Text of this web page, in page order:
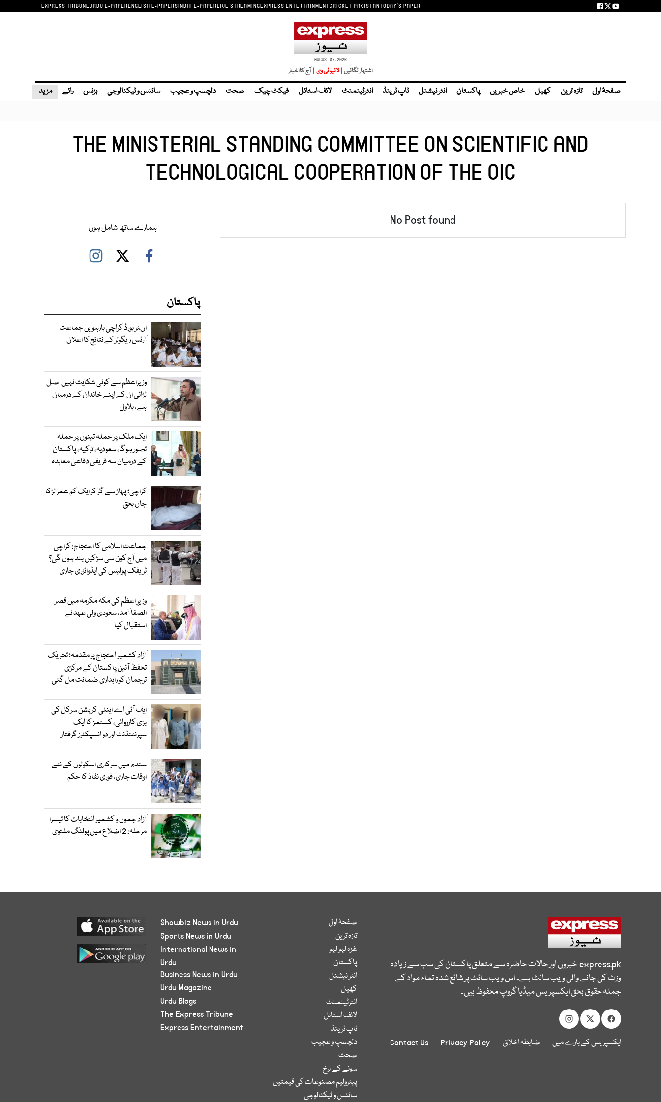
EXPRESS TRIBUNEURDU E-PAPERENGLISH E-PAPERSINDHI E-PAPERLIVE STREAMINGEXPRESS ENTERTAINMENTCRICKET PAKISTANTODAY'S PAPER
AUGUST 07, 2026
اشتہار لگائیں | | آج کا اخبار
صفحۂ اول تازہ ترین کھیل خاص خبریں پاکستان انٹر نیشنل ٹاپ ٹرینڈ انٹرٹینمنٹ لائف اسٹائل فیکٹ چیک صحت دلچسپ و عجیب سائنس و ٹیکنالوجی بزنس رائے مزید
THE MINISTERIAL STANDING COMMITTEE ON SCIENTIFIC AND
TECHNOLOGICAL COOPERATION OF THE OIC
No Post found ہمارے ساتھ شامل ہوں
پاکستان
اںٹر بورڈ کراچی بارہویں جماعت
آرٹس ریگولر کے نتائج کا اعلان
وزیراعظم سے کوئی شکایت نہیں اصل
لڑائی ان کے اپنے خاندان کے درمیان
ہے، بلاول
ایک ملک پر حملہ تینوں پر حملہ
تصور ہوگا، سعودیہ، ترکیہ، پاکستان
کے درمیان سہ فریقی دفاعی معاہدہ
کراچی؛ پہاڑ سے گر کر ایک کم عمر لڑکا
جاں بحق
جماعت اسلامی کا احتجاج: کراچی
میں آج کون سی سڑکیں بند ہوں گی؟
ٹریفک پولیس کی ایڈوائزری جاری
وزیرِ اعظم کی مکہ مکرمہ میں قصر
الصفا آمد، سعودی ولی عہد نے
استقبال کیا
آزاد کشمیر احتجاج پر مقدمہ؛ تحریک
تحفظ آئین پاکستان کے مرکزی
ترجمان کو راہداری ضمانت مل گئی
ایف آئی اے اینٹی کرپشن سرکل کی
بڑی کارروائی، کسٹمز کا ایک
سپرنٹنڈنٹ اور دو انسپکٹرز گرفتار
سندھ میں سرکاری اسکولوں کے نئے
اوقات جاری، فوری نفاذ کا حکم
آزاد جموں و کشمیر انتخابات کا تیسرا
مرحلہ: 2 اضلاع میں پولنگ ملتوی
express.pkخبروں اور حالات حاضرہ سے متعلق پاکستان کی سب سے زیادہ
وزٹ کی جانے والی ویب سائٹ ہے۔ اس ویب سائٹ پر شائع شدہ تمام مواد کے
جملہ حقوق بحق ایکسپریس میڈیا گروپ محفوظ ہیں۔
ایکسپریس کے بارے میں ضابطہ اخلاق Privacy Policy
Contact Us
صفحۂ اول
تازہ ترین
غزہ لہو لہو
پاکستان
انٹر نیشنل
کھیل
انٹرٹینمنٹ
لائف اسٹائل
ٹاپ ٹرینڈ
دلچسپ و عجیب
صحت
سونے کے نرخ
پیٹرولیم مصنوعات کی قیمتیں
سائنس و ٹیکنالوجی
Showbiz News in Urdu
Sports News in Urdu
International News in
Urdu
Business News in Urdu
Urdu Magazine
Urdu Blogs
The Express Tribune
Express Entertainment